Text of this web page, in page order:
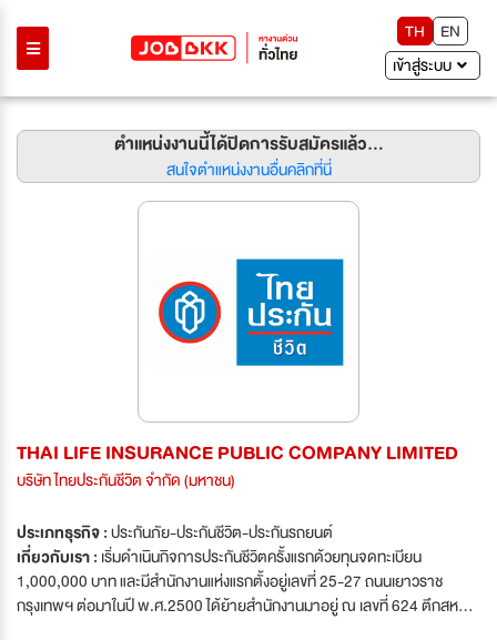
TH
EN
เข้าสู่ระบบ
ตำแหน่งงานนี้ได้ปิดการรับสมัครแล้ว...
สนใจตำแหน่งงานอื่นคลิกที่นี่
THAI LIFE INSURANCE PUBLIC COMPANY LIMITED
บริษัท ไทยประกันชีวิต จำกัด (มหาชน)
ประเภทธุรกิจ :ประกันภัย-ประกันชีวิต-ประกันรถยนต์
เกี่ยวกับเรา : เริ่มดำเนินกิจการประกันชีวิตครั้งแรกด้วยทุนจดทะเบียน
1,000,000 บาท และมีสำนักงานแห่งแรกตั้งอยู่เลขที่ 25-27 ถนนเยาวราช
กรุงเทพฯ ต่อมาในปี พ.ศ.2500 ได้ย้ายสำนักงานมาอยู่ ณ เลขที่ 624 ตึกสห